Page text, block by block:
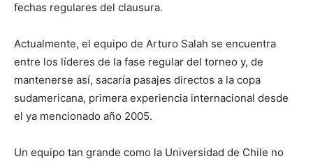
fechas regulares del clausura.
Actualmente, el equipo de Arturo Salah se encuentra
entre los líderes de la fase regular del torneo y, de
mantenerse así, sacaría pasajes directos a la copa
sudamericana, primera experiencia internacional desde
el ya mencionado año 2005.
Un equipo tan grande como la Universidad de Chile no